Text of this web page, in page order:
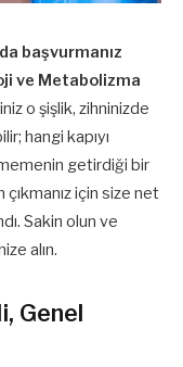
başvurmanız
ve Metabolizma
o şişlik, zihninizde
hangi kapıyı
getirdiği bir
için size net
Sakin olun ve
alın.
Genel